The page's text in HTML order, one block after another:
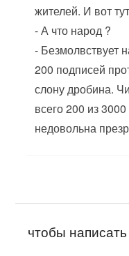
жителей. И вот
- А что народ ?
- Безмолвствует
200 подписей
слону дробина.
всего 200 из
недовольна
чтобы